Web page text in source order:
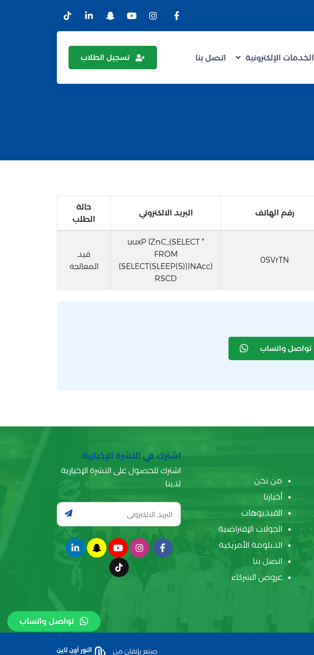
الخدمات الإلكترونية اتصل بنا تسجيل الطلاب
رقم الهاتف البريد الالكتروني
حالة
الطلب
05VrTN
uuxP lZnC,;(SELECT *
FROM
(SELECT(SLEEP(5)))NAcc)
RSCD
قيد
المعالجة
تواصل واتساب
تواصل واتساب
من نحن
أخبارنا
الفيديوهات
الجولات الإفتراضية
الدبلومة الأمريكية
اتصل بنا
عروض الشركاء
اشترك في النشرة الإخبارية
اشترك للحصول على النشرة الإخبارية
لدينا
صنع بإتقان من